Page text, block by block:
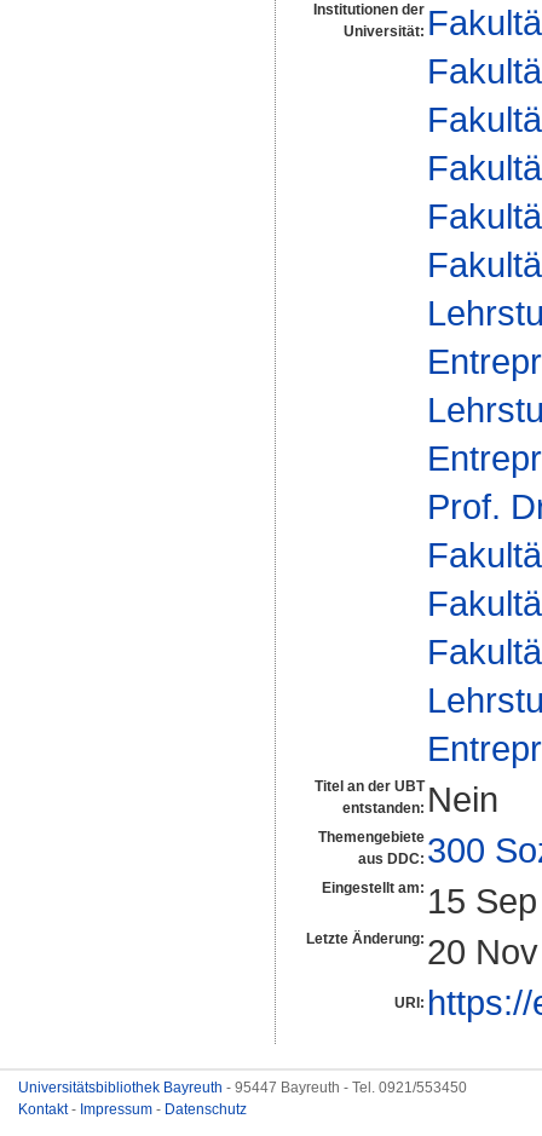
Institutionen der
Universität:
Prof.
Titel an der UBT
entstanden: Nein
Themengebiete
aus DDC: 300
Eingestellt am: 15
Letzte Änderung: 20
URI:
Universitätsbibliothek Bayreuth - 95447 Bayreuth - Tel. 0921/553450
Kontakt- Impressum - Datenschutz